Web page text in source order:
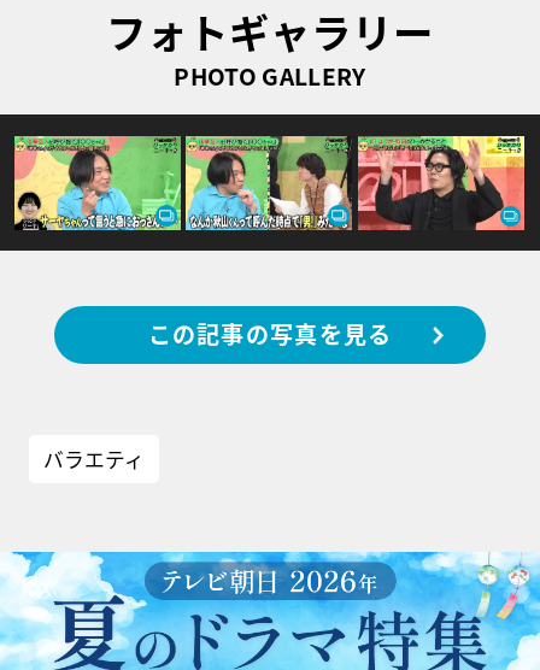
フォトギャラリー
PHOTO GALLERY
この記事の写真を見る
バラエティ